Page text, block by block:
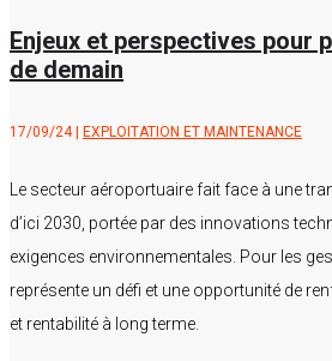
Enjeux et perspectives pour
de demain
17/09/24| EXPLOITATION ET MAINTENANCE
Le secteur aéroportuaire fait face à une
d’ici 2030, portée par des innovations
exigences environnementales. Pour les
représente un défi et une opportunité de
et rentabilité à long terme.